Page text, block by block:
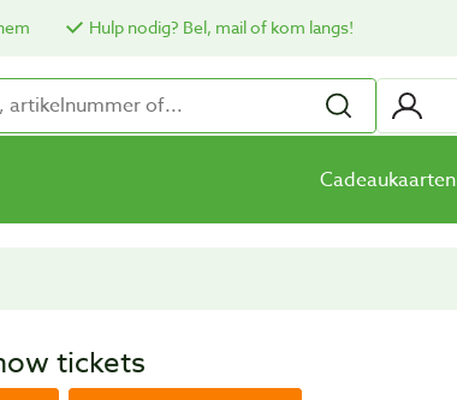
Hulp nodig? Bel, mail of kom langs!
Cadeaukaarten
tickets